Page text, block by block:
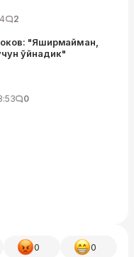
2
"Яширмайман,
ўйнадик"
0
0 0